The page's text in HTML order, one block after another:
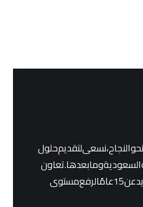
النجاح، نسعى لتقديم حلول
السعودية وما بعدها. تعاون
معنا للاستفادة من خبرة تزيد عن 15 عامًا لرفع مستوى